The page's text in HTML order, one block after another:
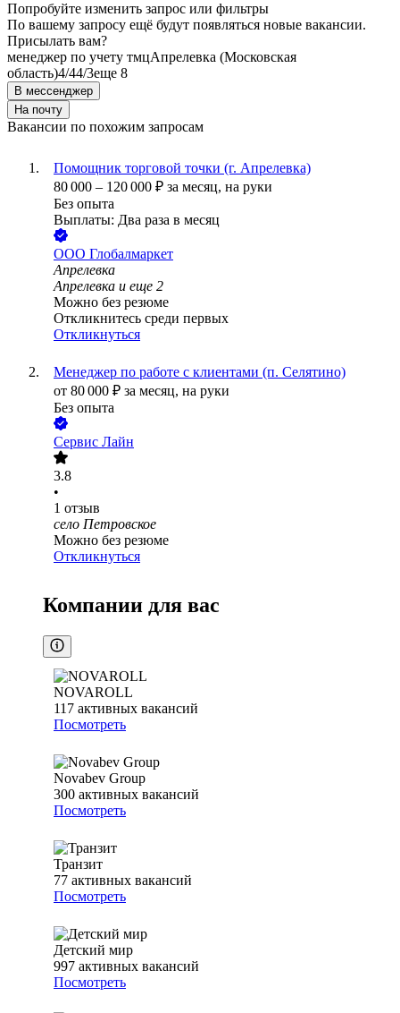
Попробуйте изменить запрос или фильтры
По вашему запросу ещё будут появляться новые вакансии.
Присылать вам?
менеджер по учету тмцАпрелевка (Московская
область)4/44/3еще 8
В мессенджер
На почту
Вакансии по похожим запросам
Помощник торговой точки (г. Апрелевка)
80 000 – 120 000 ₽ за месяц, на руки
Без опыта
Выплаты: Два раза в месяц
ООО Глобалмаркет
Апрелевка
Апрелевка и еще 2
Можно без резюме
Откликнитесь среди первых
Откликнуться
Менеджер по работе с клиентами (п. Селятино)
от 80 000 ₽ за месяц, на руки
Без опыта
Сервис Лайн
3.8
•
1 отзыв
село Петровское
Можно без резюме
Откликнуться
Компании для вас
NOVAROLL
117 активных вакансий
Посмотреть
Novabev Group
300 активных вакансий
Посмотреть
Транзит
77 активных вакансий
Посмотреть
Детский мир
997 активных вакансий
Посмотреть